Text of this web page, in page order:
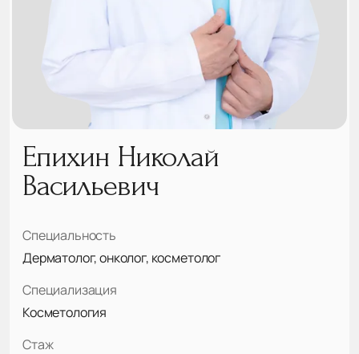
Епихин Николай
Васильевич
Специальность
Дерматолог, онколог, косметолог
Специализация
Косметология
Стаж